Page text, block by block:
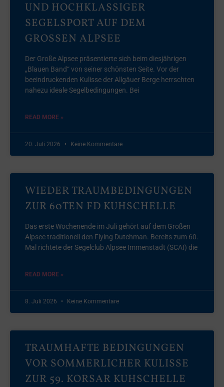
UND HOCHKLASSIGER
SEGELSPORT AUF DEM
GROSSEN ALPSEE
Der Große Alpsee präsentierte sich beim diesjährigen
„Blauen Band“ von seiner schönsten Seite. Vor der
beeindruckenden Kulisse der Allgäuer Berge herrschten
nahezu ideale Segelbedingungen. Bei
READ MORE »
20. Juli 2026 Keine Kommentare
WIEDER TRAUMBEDINGUNGEN
ZUR 60TEN FD KUHSCHELLE
Das erste Wochenende im Juli gehört auf dem Großen
Alpsee traditionell den Flying Dutchman. Bereits zum 60.
Mal richtete der Segelclub Alpsee Immenstadt (SCAI) die
READ MORE »
8. Juli 2026 Keine Kommentare
TRAUMHAFTE BEDINGUNGEN
VOR SOMMERLICHER KULISSE
ZUR 59. KORSAR KUHSCHELLE